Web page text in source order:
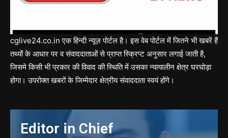
cglive24.co.in एक हिन्दी न्यूज़ पोर्टल है। इस वेब पोर्टल में जितने भी खबरें हैं
तथ्यों के आधार पर व संवाददाताओं से प्राप्त स्क्रिप्ट अनुसार लगाई जाती है,
जिसमे किसी भी प्रकार की विवाद की स्थिति में उसका न्यायालीन क्षेत्र घरघोड़ा
होगा। उपरोक्त खबरों के जिम्मेदार क्षेत्रीय संवाददाता स्वयं होंगे।
Editor in Chief